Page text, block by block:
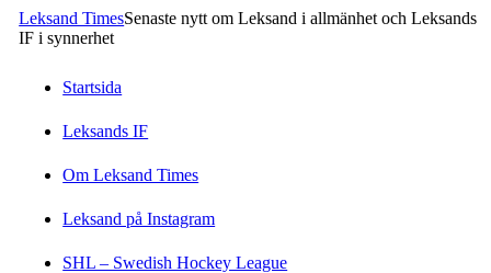
Leksand TimesSenaste nytt om Leksand i allmänhet och Leksands
IF i synnerhet
Startsida
Leksands IF
Om Leksand Times
Leksand på Instagram
SHL – Swedish Hockey League